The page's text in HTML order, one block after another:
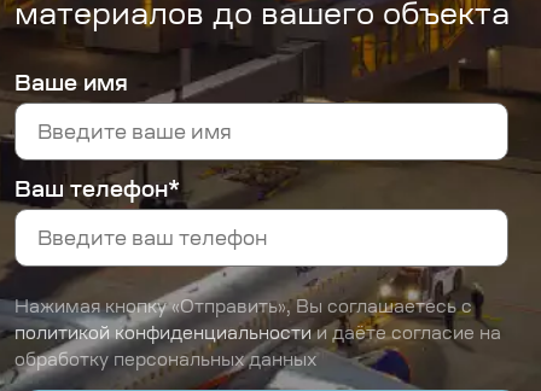
материалов до вашего объекта
Ваше имя
Ваш телефон*
Нажимая кнопку «Отправить», Вы соглашаетесь с
политикой конфиденциальностии даёте согласие на
обработку персональных данных